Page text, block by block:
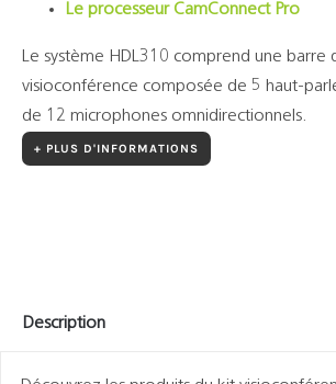
Le processeur CamConnect Pro
Le système HDL310 comprend une barre
visioconférence composée de 5 haut-
de 12 microphones omnidirectionnels.
+ PLUS D'INFORMATIONS
Description